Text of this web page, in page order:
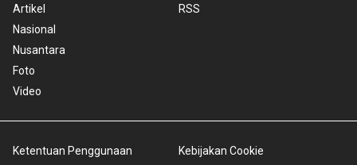
Artikel
Nasional
Nusantara
Foto
Video
RSS
Ketentuan Penggunaan Kebijakan Cookie